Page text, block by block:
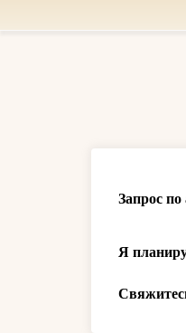
Запрос
Я